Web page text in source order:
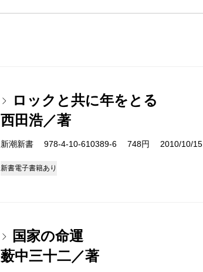
ロックと共に年をとる
西田浩／著
新潮新書 978-4-10-610389-6 748円 2010/10/15
新書電子書籍あり
国家の命運
薮中三十二／著